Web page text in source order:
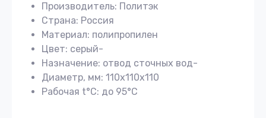
Производитель: Политэк
Страна: Россия
Материал: полипропилен
Цвет: серый-
Назначение: отвод сточных вод-
Диаметр, мм: 110х110х110
Рабочая t°C: до 95°C